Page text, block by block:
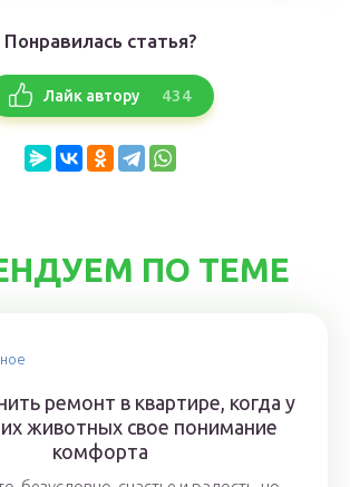
Понравилась статья?
Лайк автору 434
ПО ТЕМЕ
ремонт в квартире, когда у
животных свое понимание
комфорта